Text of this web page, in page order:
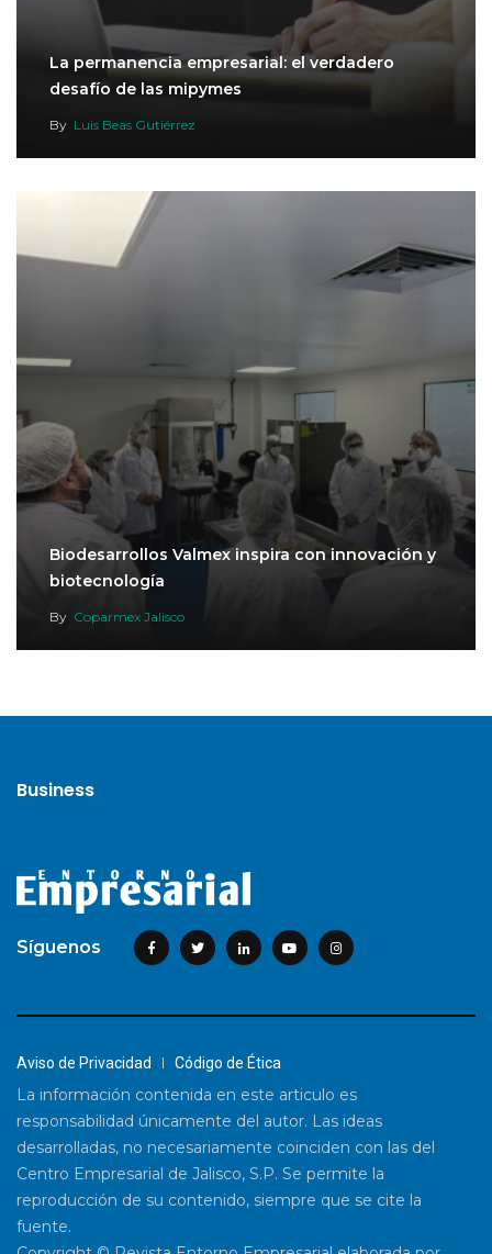
La permanencia empresarial: el verdadero
desafío de las mipymes
By Luis Beas Gutiérrez
Biodesarrollos Valmex inspira con innovación y
biotecnología
By Coparmex Jalisco
Business
Síguenos
Aviso de Privacidad Código de Ética
La información contenida en este articulo es
responsabilidad únicamente del autor. Las ideas
desarrolladas, no necesariamente coinciden con las del
Centro Empresarial de Jalisco, S.P. Se permite la
reproducción de su contenido, siempre que se cite la
fuente.